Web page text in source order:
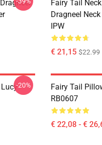
Fairy Tail
Dragneel
IPW
€ 21,15 $22.99
-20%
Fairy Tail
RB0607
€ 22,08 - €